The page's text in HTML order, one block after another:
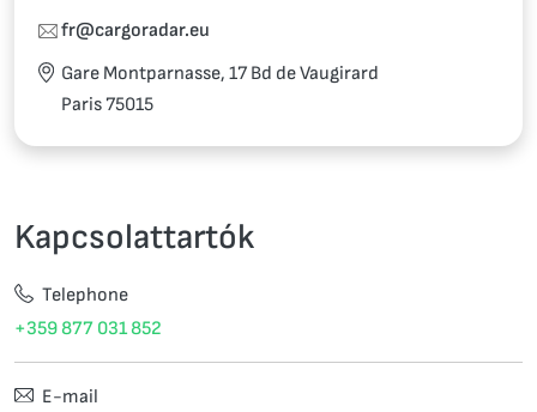
fr@cargoradar.eu
Gare Montparnasse, 17 Bd de Vaugirard
Paris 75015
Kapcsolattartók
Telephone
+359 877 031 852
E-mail